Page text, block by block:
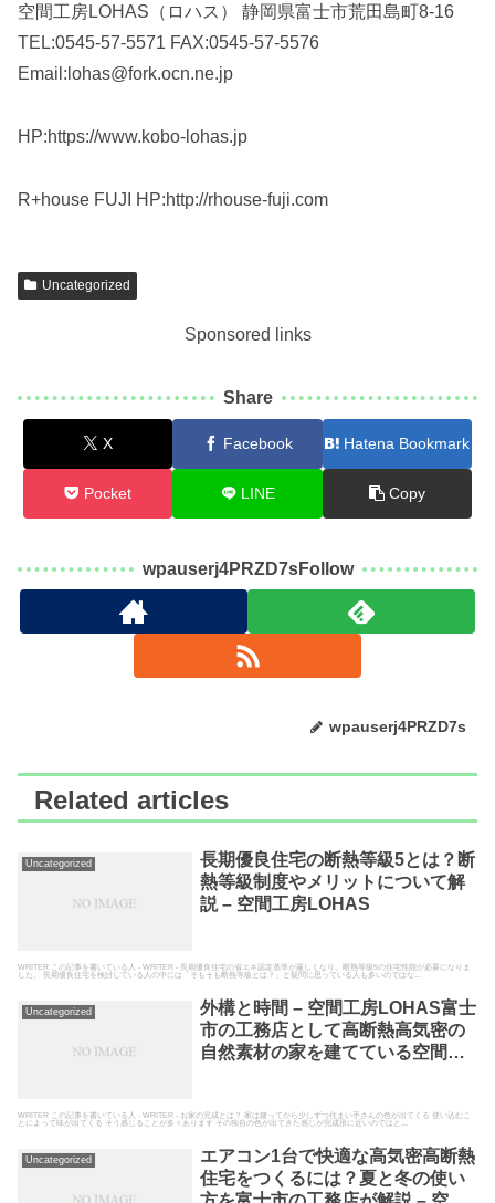
空間工房LOHAS（ロハス） 静岡県富士市荒田島町8-16
TEL:0545-57-5571 FAX:0545-57-5576
Email:lohas@fork.ocn.ne.jp
HP:https://www.kobo-lohas.jp
R+house FUJI HP:http://rhouse-fuji.com
Uncategorized
Sponsored links
Share
X Facebook Hatena Bookmark
Pocket LINE Copy
wpauserj4PRZD7sFollow
wpauserj4PRZD7s
Related articles
Uncategorized
長期優良住宅の断熱等級5とは？断
熱等級制度やメリットについて解
説 – 空間工房LOHAS
WRITER この記事を書いている人 - WRITER - 長期優良住宅の省エネ認定基準が厳しくなり、断熱等級5の住宅性能が必要になりま
した。 長期優良住宅を検討している人の中には「そもそも断熱等級とは？」と疑問に思っている人も多いのではな...
Uncategorized
外構と時間 – 空間工房LOHAS富士
市の工務店として高断熱高気密の
自然素材の家を建てている空間工
WRITER この記事を書いている人 - WRITER - お家の完成とは？ 家は建ってから少しずつ住まい手さんの色が出てくる 使い込むこ
とによって味が出てくる そう感じることが多々あります その独自の色が出てきた感じが完成形に近いのではと...
Uncategorized
エアコン1台で快適な高気密高断熱
住宅をつくるには？夏と冬の使い